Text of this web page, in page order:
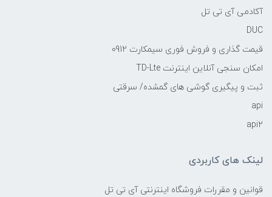
آکادمی آی تی تل
DUC
قیمت گذاری و فروش فوری سیمکارت 0912
امکان سنجی آنلاین اینترنت TD-Lte
ثبت و پیگیری گوشی های گمشده/ سرقتی
api
api2
لینک های کاربردی
قوانین و مقررات فروشگاه اینترنتی آی تی تل